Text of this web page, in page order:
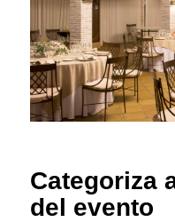
Categoriza
del evento